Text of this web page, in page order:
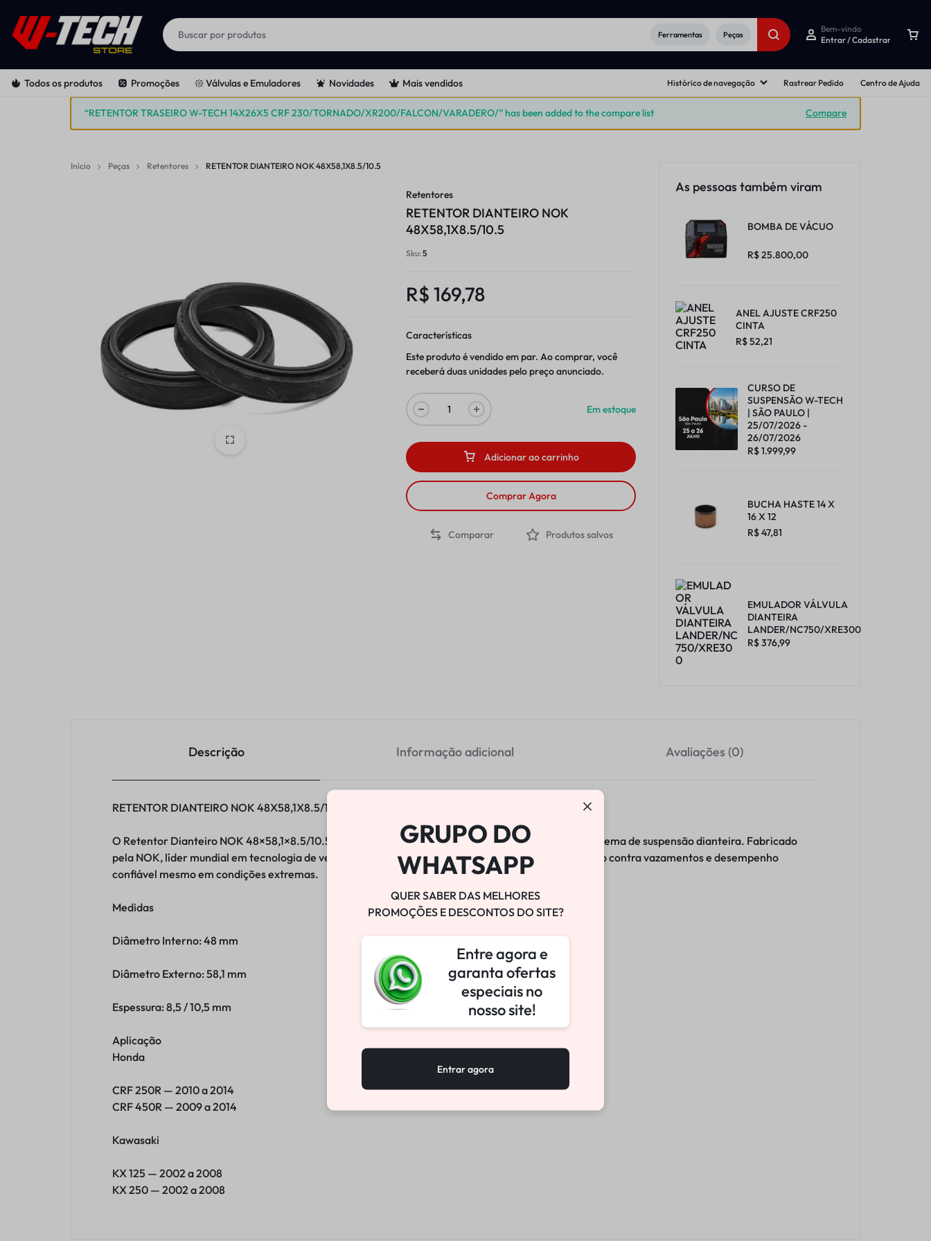
W-
SUSPENSÕES
PEÇAS
FERRAMENTAS
MOTOCROSS
Ferramentas Peças
Bem-vindo
Entrar / Cadastrar
Todos os produtos Promoções 𑁍 Válvulas e Emuladores Novidades Mais vendidos Histórico de navegação Rastrear Pedido Centro de Ajuda
Compare
“RETENTOR TRASEIRO W-TECH 14X26X5 CRF 230/TORNADO/XR200/FALCON/VARADERO/” has been added to the compare list
Início Peças Retentores RETENTOR DIANTEIRO NOK 48X58,1X8.5/10.5
Retentores
RETENTOR DIANTEIRO NOK
48X58,1X8.5/10.5
Sku:5
R$ 169,78
Características
Este produto é vendido em par. Ao comprar, você
receberá duas unidades pelo preço anunciado.
Em estoque
Adicionar ao carrinho
Comprar Agora
Comparar Produtos salvos
As pessoas também viram
BOMBA DE VÁCUO
R$25.800,00
ANEL AJUSTE CRF250
CINTA
R$52,21
CURSO DE
SUSPENSÃO W-TECH
| SÃO PAULO |
25/07/2026 -
26/07/2026
R$1.999,99
BUCHA HASTE 14 X
16 X 12
R$47,81
EMULADOR VÁLVULA
DIANTEIRA
LANDER/NC750/XRE300
R$376,99
Descrição Informação adicional Avaliações (0)
RETENTOR DIANTEIRO NOK 48X58,1X8.5/10.5
O Retentor Dianteiro NOK 48×58,1×8.5/10.5 garante vedação precisa e durabilidade superior no sistema de suspensão dianteira. Fabricado
pela NOK, líder mundial em tecnologia de vedação, oferece excelente resistência ao atrito, proteção contra vazamentos e desempenho
confiável mesmo em condições extremas.
Medidas
Diâmetro Interno: 48 mm
Diâmetro Externo: 58,1 mm
Espessura: 8,5 / 10,5 mm
Aplicação
Honda
CRF 250R — 2010 a 2014
CRF 450R — 2009 a 2014
Kawasaki
KX 125 — 2002 a 2008
KX 250 — 2002 a 2008
GRUPO DO
WHATSAPP
QUER SABER DAS MELHORES
PROMOÇÕES E DESCONTOS DO SITE?
Entre agora e
garanta ofertas
especiais no
nosso site!
Entrar agora